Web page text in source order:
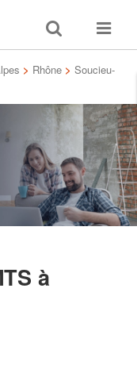
Toggle
search
Toggle
> Rhône > Soucieu-
à